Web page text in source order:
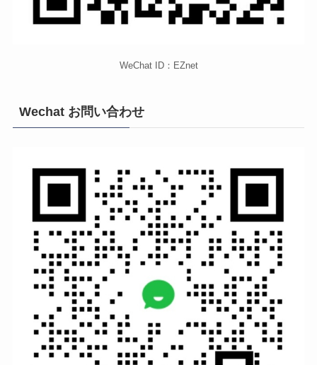
WeChat ID：EZnet
Wechat お問い合わせ